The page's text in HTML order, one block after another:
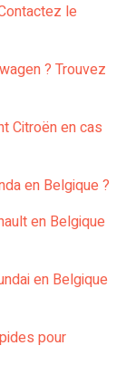
le
? Trouvez
Citroën en cas
en Belgique ?
en Belgique
en Belgique
pour